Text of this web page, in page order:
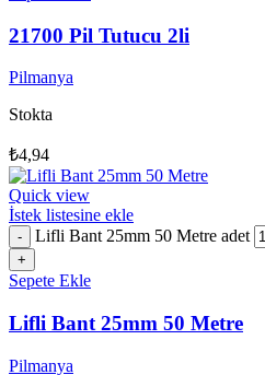
21700 Pil Tutucu 2li
Pilmanya
Stokta
₺4,94
Quick view
İstek listesine ekle
Lifli Bant 25mm 50 Metre adet
Sepete Ekle
Lifli Bant 25mm 50 Metre
Pilmanya